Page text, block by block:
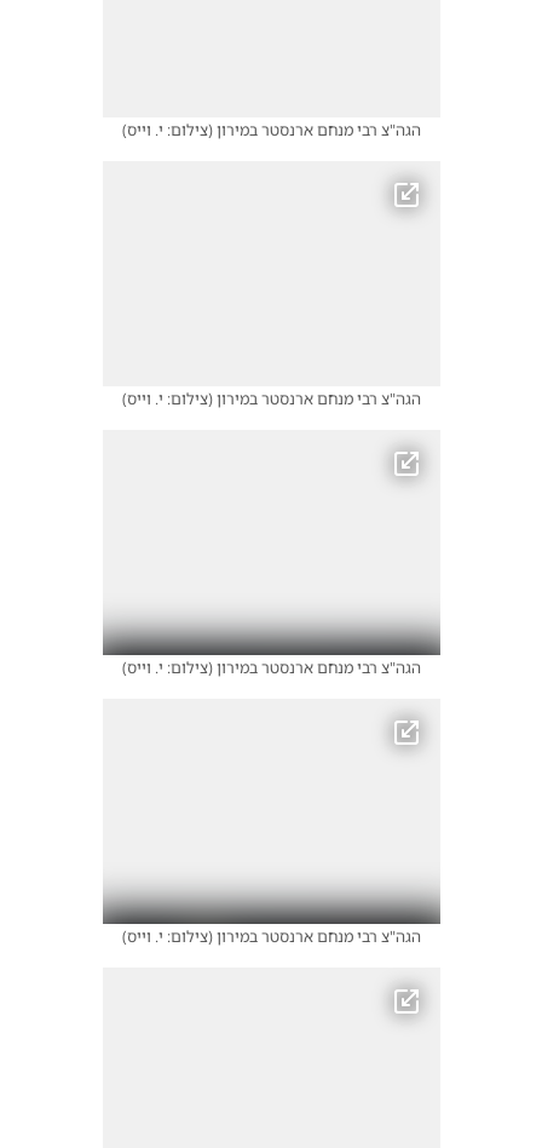
הגה"צ רבי מנחם ארנסטר במירון(צילום: י. וייס)
הגה"צ רבי מנחם ארנסטר במירון(צילום: י. וייס)
הגה"צ רבי מנחם ארנסטר במירון(צילום: י. וייס)
הגה"צ רבי מנחם ארנסטר במירון(צילום: י. וייס)